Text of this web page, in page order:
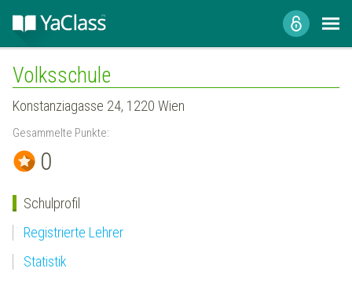
Volksschule
Konstanziagasse 24, 1220 Wien
Gesammelte Punkte:
0
Schulprofil
Registrierte Lehrer
Statistik